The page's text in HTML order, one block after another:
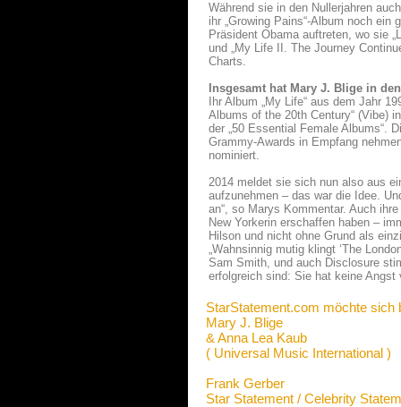
Während sie in den Nullerjahren
ihr „Growing Pains“-Album noch
Präsident Obama auftreten, wo sie
und „My Life II. The Journey
Charts.
Insgesamt hat Mary J. Blige in
Ihr Album „My Life“ aus dem Jahr
Albums of the 20th Century“ (Vibe)
der „50 Essential Female Albums“.
Grammy-Awards in Empfang
nominiert.
2014 meldet sie sich nun also aus
aufzunehmen – das war die Idee.
an“, so Marys Kommentar. Auch
New Yorkerin erschaffen haben –
Hilson und nicht ohne Grund als
„Wahnsinnig mutig klingt ‘The
Sam Smith, und auch Disclosure
erfolgreich sind: Sie hat keine Angst
StarStatement.com möchte sich
Mary J. Blige
& Anna Lea Kaub
( Universal Music International )
Frank Gerber
Star Statement / Celebrity